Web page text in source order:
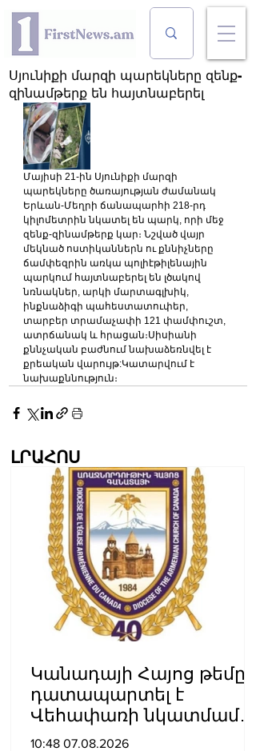
Սյունիքի մարզի պարեկները զենք-
զինամթերք են հայտնաբերել
Մայիսի 21-ին Սյունիքի մարզի
պարեկները ծառայության ժամանակ
Երևան-Մեղրի ճանապարհի 218-րդ
կիլոմետրին նկատել են պարկ, որի մեջ
զենք-զինամթերք կար։ Նշված վայր
մեկնած ոստիկաններն ու քննիչները
ճամփեզրին առկա պոլիէթիլենային
պարկում հայտնաբերել են լծակով
նռնակներ, արկի մարտագլխիկ,
ինքնաձիգի պահեստատուփեր,
տարբեր տրամաչափի 121 փամփուշտ,
ատրճանակ և հրացան։Սիսիանի
քննչական բաժնում նախաձեռնվել է
քրեական վարույթ:Կատարվում է
նախաքննություն։
ԼՐԱՀՈՍ
Կանադայի Հայոց թեմը
դատապարտել է
Վեհափառի նկատմամբ
քրեական հետապնդումը
10:48 07.08.2026